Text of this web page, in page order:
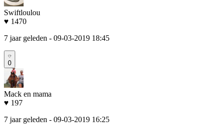
Swiftloulou
♥ 1470
7 jaar geleden - 09-03-2019 18:45
0
Mack en mama
♥ 197
7 jaar geleden - 09-03-2019 16:25